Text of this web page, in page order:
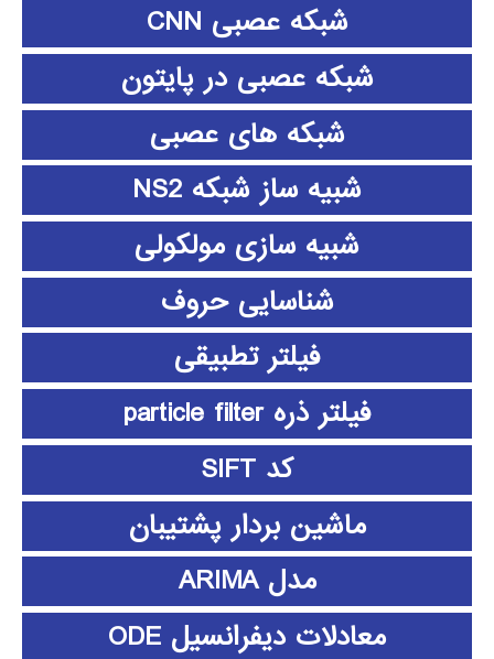
شبکه عصبی CNN
شبکه عصبی در پایتون
شبکه های عصبی
شبیه ساز شبکه NS2
شبیه سازی مولکولی
شناسایی حروف
فیلتر تطبیقی
فیلتر ذره particle filter
کد SIFT
ماشین بردار پشتیبان
مدل ARIMA
معادلات دیفرانسیل ODE